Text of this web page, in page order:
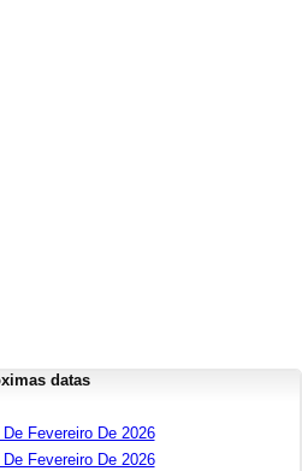
datas
Fevereiro De 2026
Fevereiro De 2026